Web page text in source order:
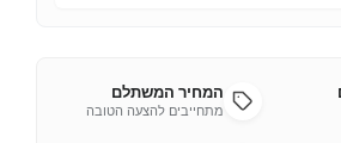
המחיר המשתלם
מתחייבים להצעה הטובה